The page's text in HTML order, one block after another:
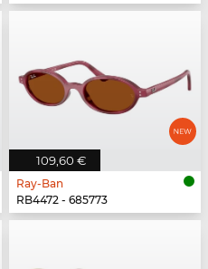
109,60 €
Ray-Ban
RB4472 - 685773